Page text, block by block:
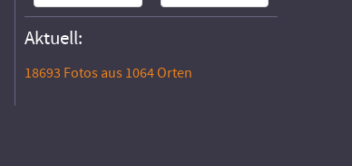
Aktuell:
18693 Fotos aus 1064 Orten